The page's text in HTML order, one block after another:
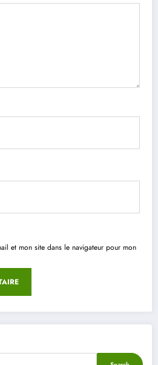
et mon site dans le navigateur pour mon